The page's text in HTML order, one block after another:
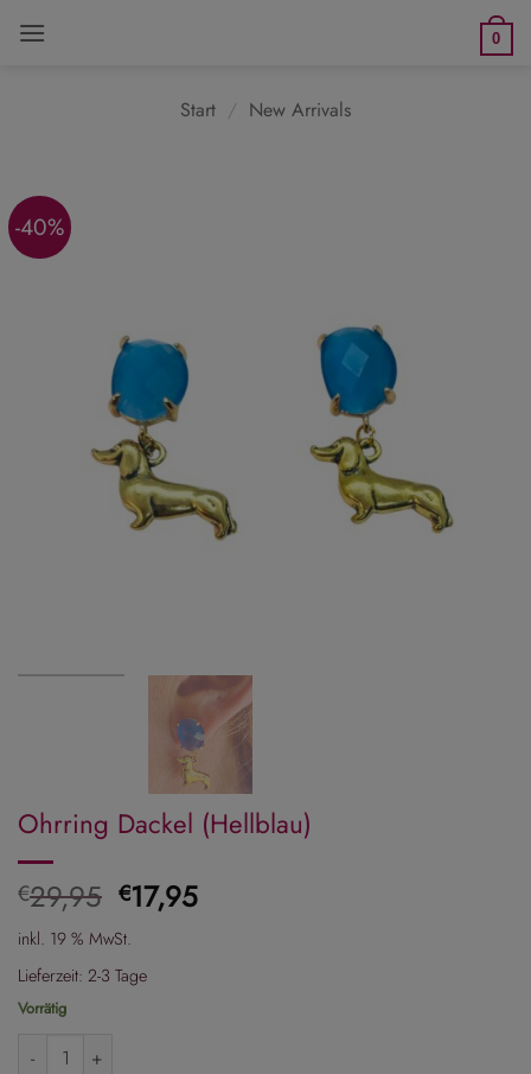
Inhalt
0
Start / New Arrivals
-40%
Ohrring Dackel (Hellblau)
€29,95 Ursprünglicher
Preis
war:
€29,95
€17,95Aktueller
inkl. 19 % MwSt.
Lieferzeit: 2-3 Tage
Vorrätig
Ohrring Dackel (Hellblau) Menge